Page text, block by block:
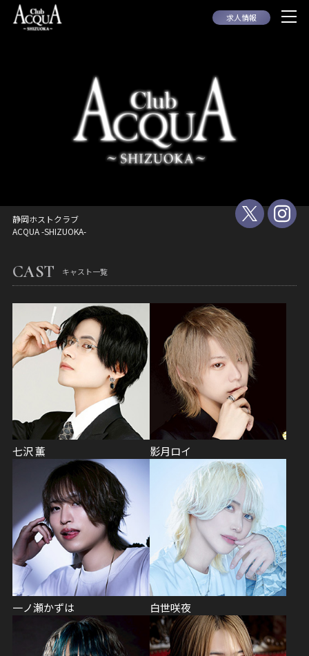
求人情報
静岡ホストクラブ
ACQUA -SHIZUOKA-
CAST キャスト一覧
七沢 薫 影月ロイ
一ノ瀬かずは 白世咲夜